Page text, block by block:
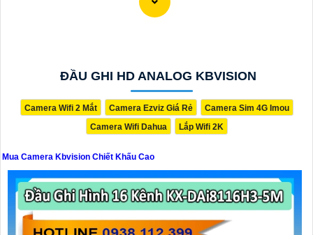
Tôi xin giới thiệu dòng sản phẩm Camera Kbvision với chất lượng cao
và giá cả phải chăng. Hiện tại, chúng tôi đang có chương trình
quả. dòng sản phẩm này cũng dễ dàng lắp đặt và sử dụng.
cao, hãy liên hệ với chúng tôi để biết thêm thông tin chi tiết và được
tư vấn tốt nhất.
Xin cảm ơn và chúc bạn một ngày tốt lành!
Nếu bạn cần thêm thông tin hoặc muốn tư vấn về sản phẩm cụ thể
hơn, đừng ngần ngại để lại câu hỏi!
ĐẦU GHI HD ANALOG KBVISION
Camera Wifi 2 Mắt Camera Ezviz Giá Rẻ
Camera Sim 4G Imou
Camera Wifi Dahua
Lắp Wifi 2K
Mua Camera Kbvision Chiết Khấu Cao